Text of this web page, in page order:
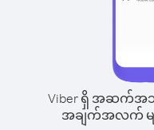
Viber ရှိ အဆက်အ
အချက်အလက် မျက်